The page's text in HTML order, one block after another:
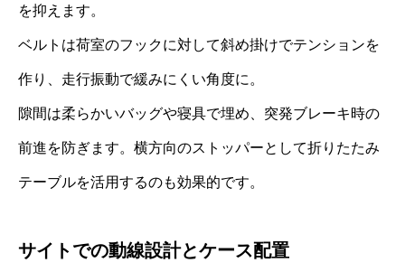
を抑えます。
ベルトは荷室のフックに対して斜め掛けでテンションを
作り、走行振動で緩みにくい角度に。
隙間は柔らかいバッグや寝具で埋め、突発ブレーキ時の
前進を防ぎます。横方向のストッパーとして折りたたみ
テーブルを活用するのも効果的です。
サイトでの動線設計とケース配置